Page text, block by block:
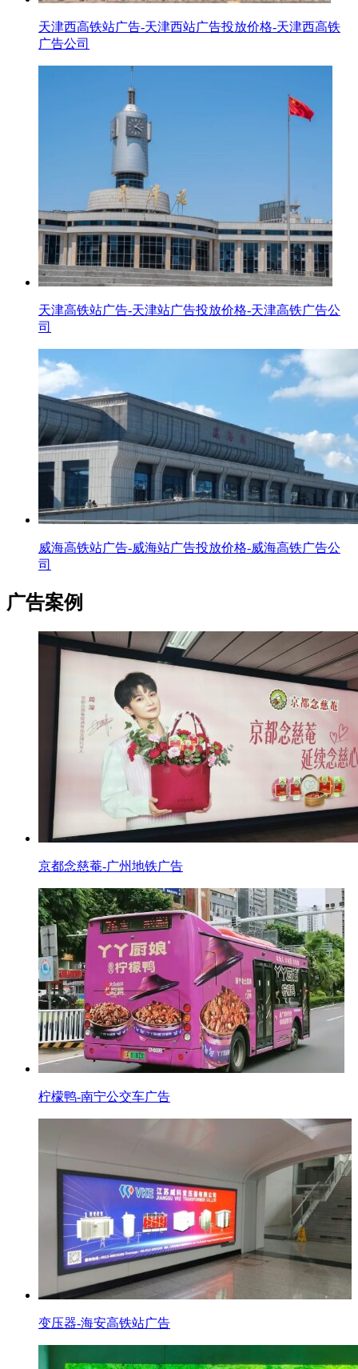
天津西高铁站广告-天津西站广告投放价格-天津西高铁
广告公司
天津高铁站广告-天津站广告投放价格-天津高铁广告公
司
威海高铁站广告-威海站广告投放价格-威海高铁广告公
司
广告案例
京都念慈菴-广州地铁广告
柠檬鸭-南宁公交车广告
变压器-海安高铁站广告